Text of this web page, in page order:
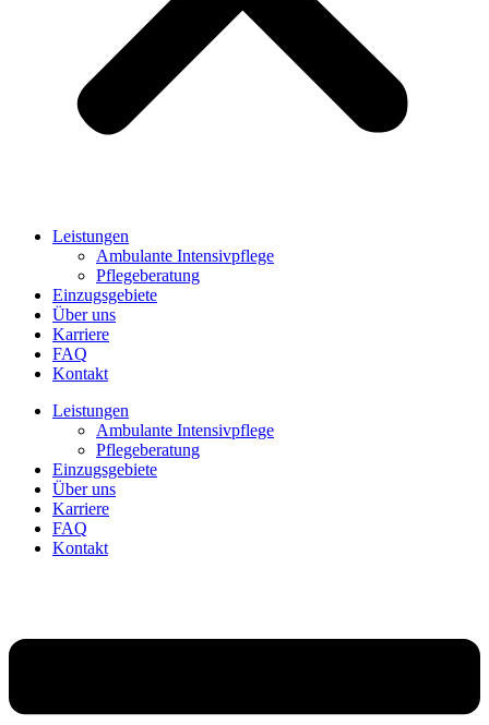
Leistungen
Ambulante Intensivpflege
Pflegeberatung
Einzugsgebiete
Über uns
Karriere
FAQ
Kontakt
Leistungen
Ambulante Intensivpflege
Pflegeberatung
Einzugsgebiete
Über uns
Karriere
FAQ
Kontakt